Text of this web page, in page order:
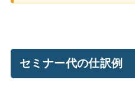
セミナー代の仕訳例